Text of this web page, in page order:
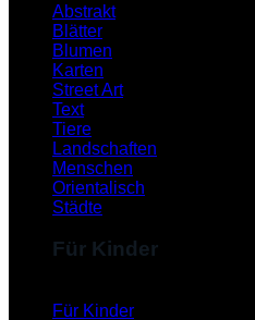
Abstrakt
Blätter
Blumen
Karten
Street Art
Text
Tiere
Landschaften
Menschen
Orientalisch
Städte
Für Kinder
Für Kinder